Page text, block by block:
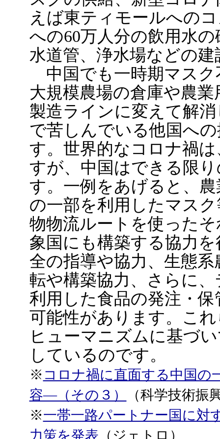
えば東ティモールへの
への60万人分の飲用水
水道管、浄水場などの
中国でも一時期マスク
大規模農場の倉庫や農
製造ラインに変えて解
で苦しんでいる他国へ
す。世界的なコロナ禍
すが、中国はできる限
す。一例をあげると、
の一部を利用したマス
物物流ルートを使った
象国にも構築する協力
全の指導や協力、生態
転や構築協力、さらに
利用した食品の発注・
可能性があります。こ
ヒューマニズムに基づ
しているのです。
※ コロナ禍に直面する中国の
容―（その３）
（科学技術振
※一帯一路パートナー国に対
力策を発表 （ジェトロ）